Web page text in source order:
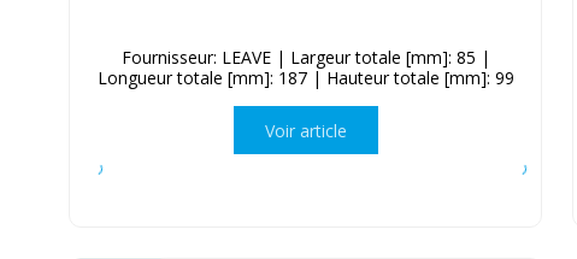
Fournisseur: LEAVE | Largeur totale [mm]: 85 |
Longueur totale [mm]: 187 | Hauteur totale [mm]: 99
Voir article